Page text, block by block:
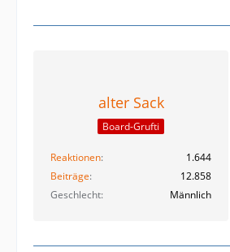
alter Sack
Board-Grufti
Reaktionen
1.644
Beiträge
12.858
Geschlecht
Männlich